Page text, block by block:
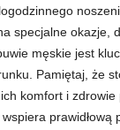
specjalne okazje,
męskie jest
Pamiętaj, że
ich komfort i
prawidłową